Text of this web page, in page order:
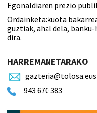
Egonaldiaren prezio
Ordainketa:kuota
guztiak, ahal dela,
dira.
HARREMANETARAKO
gazteria@tolosa.eus
943 670 383